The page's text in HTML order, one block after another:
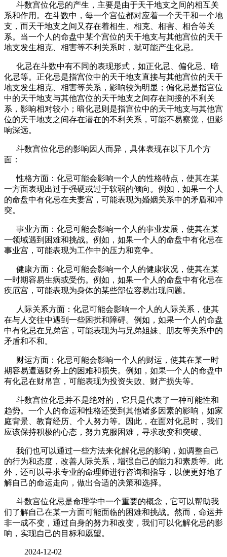
斗数宫位化忌的产生，主要是由于天干地支之间的相互关
系和作用。在斗数中，每一个宫位都对应着一个天干和一个地
支，而天干地支之间又存在着相生、相克、相害、相合等关
系。当一个人的命盘中某个宫位的天干地支与其他宫位的天干
地支发生相克、相害等不利关系时，就可能产生化忌。
化忌在斗数中有不同的表现形式，如正化忌、偏化忌、暗
化忌等。正化忌是指宫位中的天干地支直接与其他宫位的天干
地支发生相克、相害等关系，影响较为明显；偏化忌是指宫位
中的天干地支与其他宫位的天干地支之间存在间接的不利关
系，影响相对较小；暗化忌则是指宫位中的天干地支与其他宫
位的天干地支之间存在潜在的不利关系，可能不易察觉，但影
响深远。
斗数宫位化忌的影响因人而异，具体表现在以下几个方
面：
性格方面：化忌可能会影响一个人的性格特点，使其在某
一方面表现出过于强硬或过于软弱的倾向。例如，如果一个人
的命盘中有化忌在夫妻宫，可能表现为婚姻关系中的矛盾和冲
突。
事业方面：化忌可能会影响一个人的事业发展，使其在某
一领域遇到困难和挑战。例如，如果一个人的命盘中有化忌在
事业宫，可能表现为工作中的压力和竞争。
健康方面：化忌可能会影响一个人的健康状况，使其在某
一时期容易生病或受伤。例如，如果一个人的命盘中有化忌在
疾厄宫，可能表现为身体的某些部位容易出现问题。
人际关系方面：化忌可能会影响一个人的人际关系，使其
在与人交往中遇到一些困扰和障碍。例如，如果一个人的命盘
中有化忌在兄弟宫，可能表现为与兄弟姐妹、朋友等关系中的
矛盾和不和。
财运方面：化忌可能会影响一个人的财运，使其在某一时
期容易遭遇财务上的困难和损失。例如，如果一个人的命盘中
有化忌在财帛宫，可能表现为投资失败、财产损失等。
斗数宫位化忌并不是绝对的，它只是代表了一种可能性和
趋势。一个人的命运和性格还受到其他诸多因素的影响，如家
庭背景、教育经历、个人努力等。因此，在面对化忌时，我们
应该保持积极的心态，努力克服困难，寻求改变和突破。
我们也可以通过一些方法来化解化忌的影响，如调整自己
的行为和态度，改善人际关系，增强自己的能力和素质等。此
外，还可以寻求专业的命理师进行咨询和指导，以便更好地了
解自己的命运走向，做出合适的决策和选择。
斗数宫位化忌是命理学中一个重要的概念，它可以帮助我
们了解自己在某一方面可能面临的困难和挑战。然而，命运并
非一成不变，通过自身的努力和改变，我们可以化解化忌的影
响，实现自己的目标和愿望。
2024-12-02